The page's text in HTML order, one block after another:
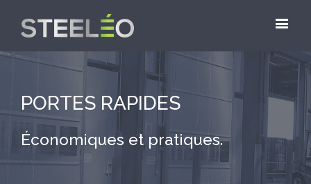
PORTES RAPIDES
Économiques et pratiques.